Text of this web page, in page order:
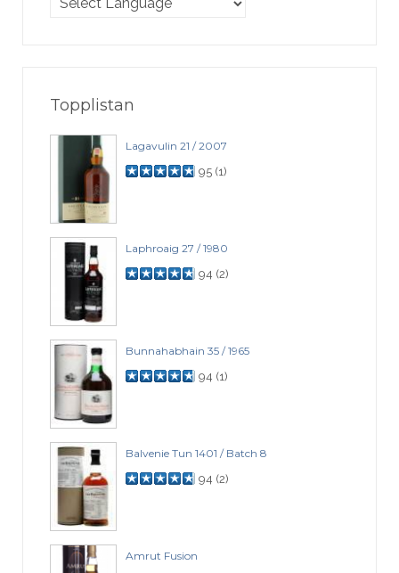
Topplistan
Lagavulin 21 / 2007
95 (1)
Laphroaig 27 / 1980
94 (2)
Bunnahabhain 35 / 1965
94 (1)
Balvenie Tun 1401 / Batch 8
94 (2)
Amrut Fusion